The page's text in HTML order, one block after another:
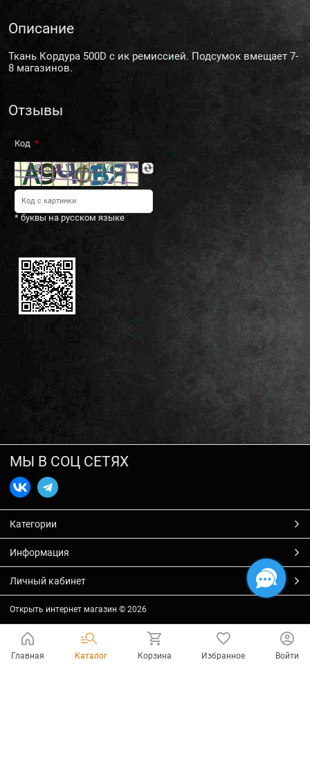
Описание
Ткань Кордура 500D с ик ремиссией. Подсумок вмещает 7-
8 магазинов.
Отзывы
Код
* буквы на русском языке
МЫ В СОЦ СЕТЯХ
Категории
Информация
Личный кабинет
Открыть интернет магазин © 2026
Главная Каталог Корзина Избранное Войти